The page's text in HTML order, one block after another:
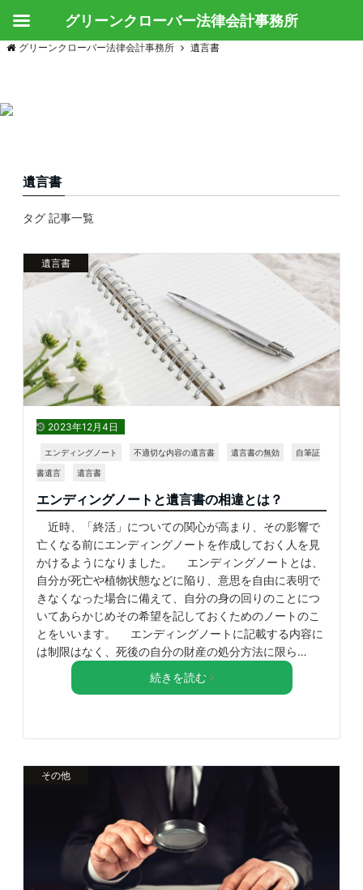
グリーンクローバー法律会計事務所 遺言書
遺言書
タグ 記事一覧
遺言書
2023年12月4日
エンディングノート 不適切な内容の遺言書 遺言書の無効 自筆証
書遺言 遺言書
エンディングノートと遺言書の相違とは？
近時、「終活」についての関心が高まり、その影響で
亡くなる前にエンディングノートを作成しておく人を見
かけるようになりました。 エンディングノートとは、
自分が死亡や植物状態などに陥り、意思を自由に表明で
きなくなった場合に備えて、自分の身の回りのことにつ
いてあらかじめその希望を記しておくためのノートのこ
とをいいます。 エンディングノートに記載する内容に
は制限はなく、死後の自分の財産の処分方法に限ら…
続きを読む
その他
グリーンクローバー法律会計事務所